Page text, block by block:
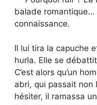
balade romantique…
connaissance.
Il lui tira la capuche
hurla. Elle se
C’est alors qu’un
abri, qui passait non
hésiter, il ramassa